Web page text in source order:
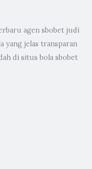
agen sbobet judi
yang jelas transparan
di situs bola sbobet